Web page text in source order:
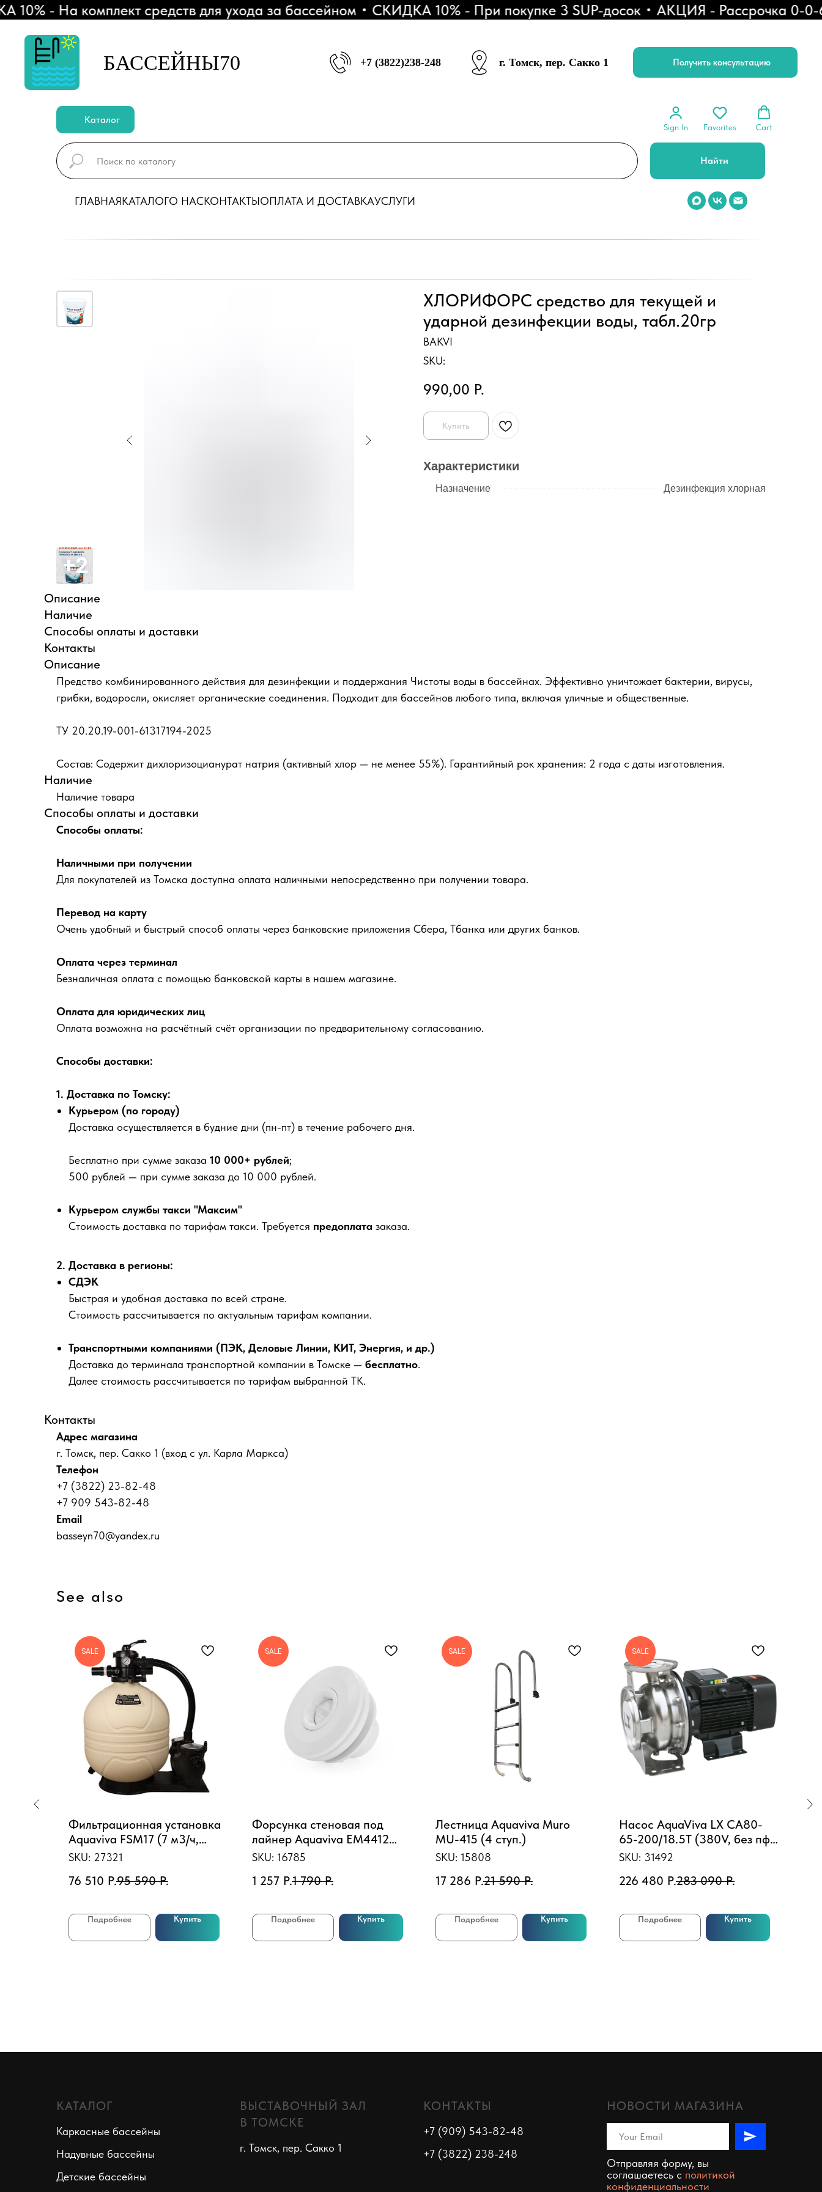
- На комплект средств для ухода за бассейном СКИДКА 10% - При покупке 3 SUP-досок АКЦИЯ - Рассрочка 0-0-6
БАССЕЙНЫ70 +7 (3822)238-248 г. Томск, пер. Сакко 1 Получить консультацию
Каталог
Sign In Favorites Cart
Найти
ГЛАВНАЯКАТАЛОГО НАСКОНТАКТЫОПЛАТА И ДОСТАВКАУСЛУГИ
ХЛОРИФОРС средство для текущей и
ударной дезинфекции воды, табл.20гр
BAKVI
SKU:
990,00 Р.
Купить
Характеристики
Назначение Дезинфекция хлорная
Описание
Наличие
Способы оплаты и доставки
Контакты
Описание
Предство комбинированного действия для дезинфекции и поддержания Чистоты воды в бассейнах. Эффективно уничтожает бактерии, вирусы,
грибки, водоросли, окисляет органические соединения. Подходит для бассейнов любого типа, включая уличные и общественные.
ТУ 20.20.19-001-61317194-2025
Состав: Содержит дихлоризоцианурат натрия (активный хлор — не менее 55%). Гарантийный рок хранения: 2 года с даты изготовления.
Наличие
Наличие товара
Способы оплаты и доставки
Способы оплаты:
Наличными при получении
Для покупателей из Томска доступна оплата наличными непосредственно при получении товара.
Перевод на карту
Очень удобный и быстрый способ оплаты через банковские приложения Сбера, Тбанка или других банков.
Оплата через терминал
Безналичная оплата с помощью банковской карты в нашем магазине.
Оплата для юридических лиц
Оплата возможна на расчётный счёт организации по предварительному согласованию.
Способы доставки:
1. Доставка по Томску:
Курьером (по городу)
Доставка осуществляется в будние дни (пн-пт) в течение рабочего дня.
Бесплатно при сумме заказа 10 000+ рублей;
500 рублей — при сумме заказа до 10 000 рублей.
Курьером службы такси "Максим"
Стоимость доставка по тарифам такси. Требуется предоплата заказа.
2. Доставка в регионы:
СДЭК
Быстрая и удобная доставка по всей стране.
Стоимость рассчитывается по актуальным тарифам компании.
Транспортными компаниями (ПЭК, Деловые Линии, КИТ, Энергия, и др.)
Доставка до терминала транспортной компании в Томске — бесплатно.
Далее стоимость рассчитывается по тарифам выбранной ТК.
Контакты
Адрес магазина
г. Томск, пер. Сакко 1 (вход с ул. Карла Маркса)
Телефон
+7 (3822) 23-82-48
+7 909 543-82-48
Email
basseyn70@yandex.ru
See also
SALE
Фильтрационная установка
Aquaviva FSM17 (7 м3/ч,
D425)
SKU: 27321
76 510 Р.95 590 Р.
Подробнее Купить
SALE
Форсунка стеновая под
лайнер Aquaviva EM4412
(2") сопло "овал"
SKU: 16785
1 257 Р.1 790 Р.
Подробнее Купить
SALE
Лестница Aquaviva Muro
MU-415 (4 ступ.)
SKU: 15808
17 286 Р.21 590 Р.
Подробнее Купить
SALE
Насос AquaViva LX CA80-
65-200/18.5T (380V, без пф,
110m3/h*45m, 18,5kW)
SKU: 31492
226 480 Р.283 090 Р.
Подробнее Купить
КАТАЛОГ
Каркасные бассейны
Надувные бассейны
Детские бассейны
ВЫСТАВОЧНЫЙ ЗАЛ
В ТОМСКЕ
г. Томск, пер. Сакко 1
КОНТАКТЫ
+7 (909) 543-82-48
+7 (3822) 238-248
НОВОСТИ МАГАЗИНА
Отправляя форму, вы
соглашаетесь c политикой
конфиденциальности